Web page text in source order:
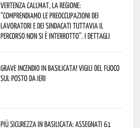
Vertenza CallMat, la Regione:
“comprendiamo le preoccupazioni dei
lavoratori e dei sindacati tuttavia il
percorso non si è interrotto”. I dettagli
Grave incendio in Basilicata! Vigili del fuoco
sul posto da ieri
Più sicurezza in Basilicata: assegnati 61